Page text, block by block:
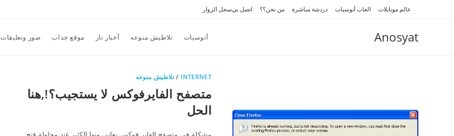
عالم موبايلات العاب أنوسيات دردشة مباشرة من نحن؟؟ اتصل بيسجل الزوار
Anosyat أنوسيات تلاطيش منوعه أخبار نار موقع جذاب صور وتعليقات
INTERNET
/تلاطيش منوعه
متصفح الفايرفوكس لا يستجيب؟!,هنا
الحل